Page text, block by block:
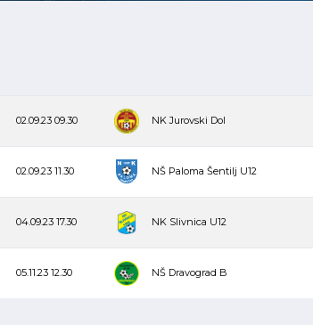
02.09.23 09.30 NK Jurovski Dol
02.09.23 11.30 NŠ Paloma Šentilj U12
04.09.23 17.30 NK Slivnica U12
05.11.23 12.30 NŠ Dravograd B